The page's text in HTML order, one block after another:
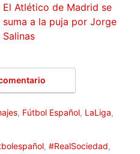
El Atlético de Madrid se
suma a la puja por Jorge
Salinas
, Fútbol Español, LaLiga,
, #RealSociedad,